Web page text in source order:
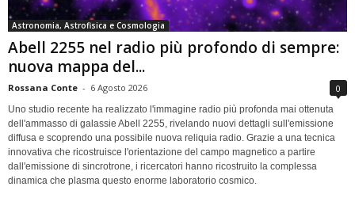
Astronomia, Astrofisica e Cosmologia
Abell 2255 nel radio più profondo di sempre:
nuova mappa del...
Rossana Conte - 6 Agosto 2026 0
Uno studio recente ha realizzato l'immagine radio più profonda mai ottenuta
dell'ammasso di galassie Abell 2255, rivelando nuovi dettagli sull'emissione
diffusa e scoprendo una possibile nuova reliquia radio. Grazie a una tecnica
innovativa che ricostruisce l'orientazione del campo magnetico a partire
dall'emissione di sincrotrone, i ricercatori hanno ricostruito la complessa
dinamica che plasma questo enorme laboratorio cosmico.